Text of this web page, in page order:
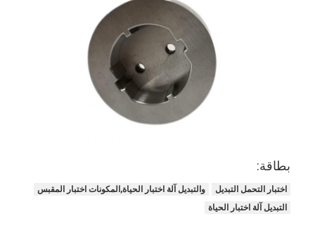
أجهزة اختبار الأجهزة الكهربائية
مختبر كفاءة الطاقة
معدات اختبار المركبات
بطارية اختبار المعدات
تبديل اختبار الحياة
الصمام معدات الاختبار
بطاقة:
اختبار التحمل التبديل
والتبديل آلة اختبار الحياة,المكونات اختبار المقبس
التبديل آلة اختبار الحياة